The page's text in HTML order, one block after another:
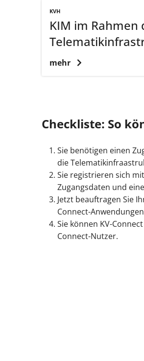
KVH
KIM im Rahmen
mehr
Checkliste: So
Sie benötigen einen
die
Sie registrieren sich
Zugangsdaten und
Jetzt beauftragen Sie
Connect-
Sie können KV-
Connect-Nutzer.